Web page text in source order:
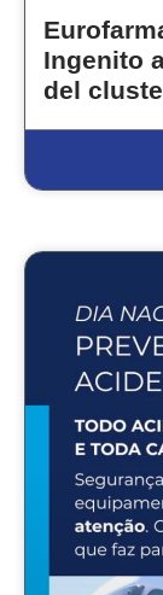
Ingenito
del